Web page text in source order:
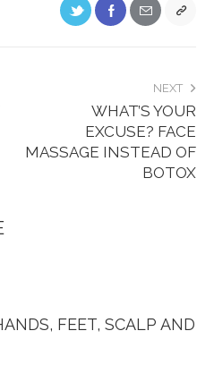
NEXT
WHAT’S YOUR
EXCUSE? FACE
MASSAGE INSTEAD OF
BOTOX
FEET, SCALP AND